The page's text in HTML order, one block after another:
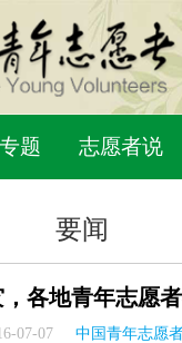
专题 志愿者说
要闻
各地青年志愿
07-07 中国青年志愿